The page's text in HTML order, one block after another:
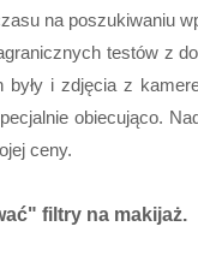
na poszukiwaniu
testów z
były i zdjęcia z
obiecująco.
ceny.
filtry na makijaż.